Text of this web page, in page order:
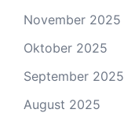
November 2025
Oktober 2025
September 2025
August 2025